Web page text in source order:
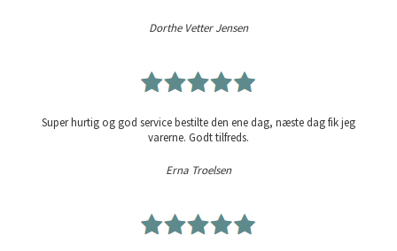
Dorthe Vetter Jensen
Super hurtig og god service bestilte den ene dag, næste dag fik jeg
varerne. Godt tilfreds.
Erna Troelsen